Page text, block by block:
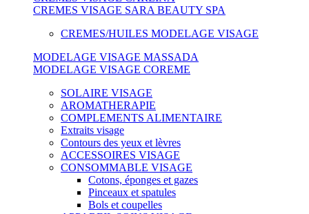
CREMES VISAGE SARA BEAUTY SPA
CREMES/HUILES MODELAGE VISAGE
MODELAGE VISAGE MASSADA
MODELAGE VISAGE COREME
SOLAIRE VISAGE
AROMATHERAPIE
COMPLEMENTS ALIMENTAIRE
Extraits visage
Contours des yeux et lèvres
ACCESSOIRES VISAGE
CONSOMMABLE VISAGE
Cotons, éponges et gazes
Pinceaux et spatules
Bols et coupelles